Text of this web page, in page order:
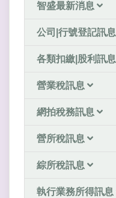
智盛最新消息
公司|行號登記訊息
各類扣繳|股利訊息
營業稅訊息
網拍稅務訊息
營所稅訊息
綜所稅訊息
執行業務所得訊息